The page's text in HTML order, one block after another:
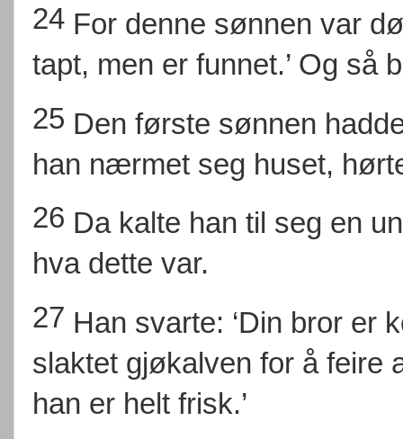
24 For denne sønnen var
tapt, men er funnet.’ Og så
25 Den første sønnen
han nærmet seg huset,
26 Da kalte han til seg en
hva dette var.
27 Han svarte: ‘Din bror er
slaktet gjøkalven for å feire
han er helt frisk.’